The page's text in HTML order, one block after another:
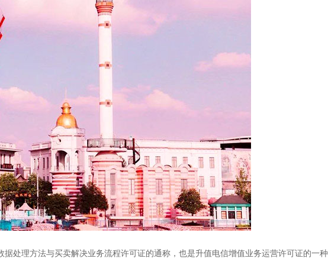
处理方法与买卖解决业务流程许可证的通称，也是升值电信增值业务运营许可证的一种